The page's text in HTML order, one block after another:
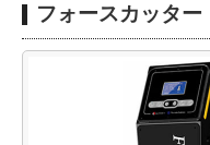
フォースカッター